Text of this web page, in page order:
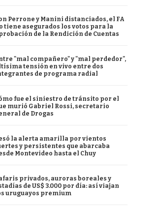
Perrone y Manini distanciados, el FA
tiene asegurados los votos para la
de la Rendición de Cuentas
"mal compañero" y "mal perdedor",
tensión en vivo entre dos
de programa radial
fue el siniestro de tránsito por el
murió Gabriel Rossi, secretario
de Drogas
la alerta amarilla por vientos
y persistentes que abarcaba
Montevideo hasta el Chuy
privados, auroras boreales y
de US$ 3.000 por día: así viajan
uruguayos premium